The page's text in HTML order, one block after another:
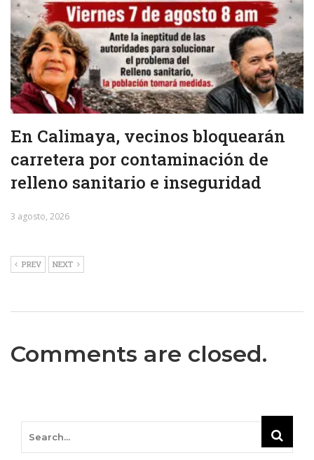
En Calimaya, vecinos bloquearán
carretera por contaminación de
relleno sanitario e inseguridad
3 agosto, 2026
PREV NEXT
Comments are closed.